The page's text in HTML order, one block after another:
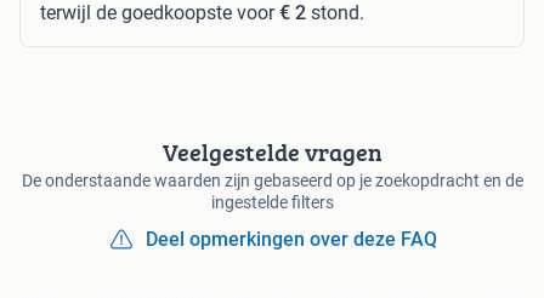
terwijl de goedkoopste voor€ 2 stond.
Veelgestelde vragen
De onderstaande waarden zijn gebaseerd op je zoekopdracht en de
ingestelde filters
Deel opmerkingen over deze FAQ